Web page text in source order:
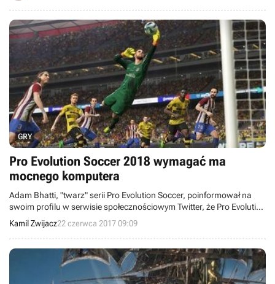
GRY
Pro Evolution Soccer 2018 wymagać ma
mocnego komputera
Adam Bhatti, "twarz" serii Pro Evolution Soccer, poinformował na
swoim profilu w serwisie społecznościowym Twitter, że Pro Evolution
Soccer 2018 na PC-tach będzie wymagające, jeżeli chodzi o sprzęt.
Kamil Zwijacz22 czerwca 2017 09:09